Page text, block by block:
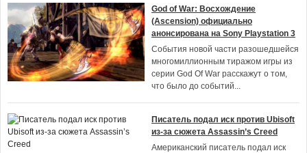
God of War: Восхождение
(Ascension) официально
анонсирована на Sony Playstation 3
События новой части разошедшейся
многомиллионным тиражом игры из
серии God Of War расскажут о том,
что было до событий...
Писатель подал иск против Ubisoft
из-за сюжета Assassin’s Creed
Американский писатель подал иск